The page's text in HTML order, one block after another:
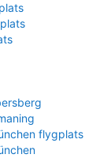
flygplats